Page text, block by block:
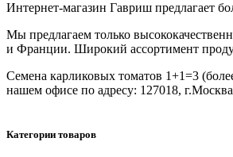
Интернет-магазин Гавриш предлагает
Мы предлагаем только
и Франции. Широкий ассортимент
Семена карликовых томатов 1+1=3
нашем офисе по адресу: 127018,
Категории товаров